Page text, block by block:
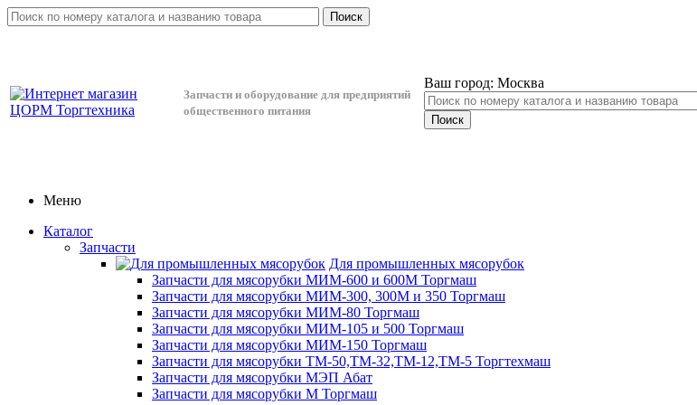
Поиск
Запчасти и оборудование для предприятий
общественного питания
Ваш город: Москва
Меню
Каталог
Запчасти
Для промышленных мясорубок
Запчасти для мясорубки МИМ-600 и 600М Торгмаш
Запчасти для мясорубки МИМ-300, 300М и 350 Торгмаш
Запчасти для мясорубки МИМ-80 Торгмаш
Запчасти для мясорубки МИМ-105 и 500 Торгмаш
Запчасти для мясорубки МИМ-150 Торгмаш
Запчасти для мясорубки ТМ-50,ТМ-32,ТМ-12,ТМ-5 Торгтехмаш
Запчасти для мясорубки МЭП Абат
Запчасти для мясорубки М Торгмаш